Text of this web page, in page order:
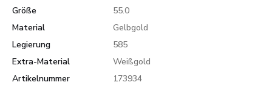
Größe
55.0
Material
Gelbgold
Legierung
585
Extra-Material
Weißgold
Artikelnummer
173934